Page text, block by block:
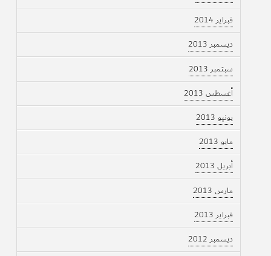
فبراير 2014
ديسمبر 2013
سبتمبر 2013
أغسطس 2013
يونيو 2013
مايو 2013
أبريل 2013
مارس 2013
فبراير 2013
ديسمبر 2012